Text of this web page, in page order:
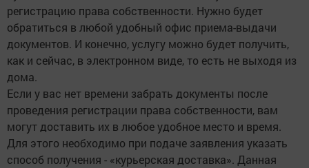
регистрацию права собственности. Нужно будет
обратиться в любой удобный офис приема-выдачи
документов. И конечно, услугу можно будет получить,
как и сейчас, в электронном виде, то есть не выходя из
дома.
Если у вас нет времени забрать документы после
проведения регистрации права собственности, вам
могут доставить их в любое удобное место и время.
Для этого необходимо при подаче заявления указать
способ получения - «курьерская доставка». Данная